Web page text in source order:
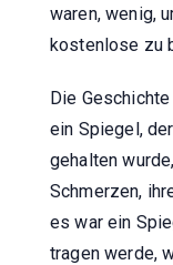
waren, wenig,
kostenlose zu
Die
ein Spiegel,
gehalten
Schmerzen,
es war ein
tragen werde,